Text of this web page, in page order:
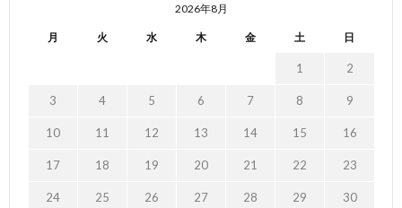
2026年8月
月 火 水 木 金 土 日
1 2
3 4 5 6 7 8 9
10 11 12 13 14 15 16
17 18 19 20 21 22 23
24 25 26 27 28 29 30